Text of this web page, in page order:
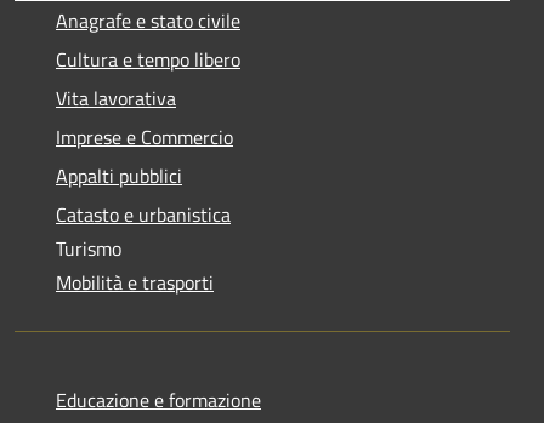
Anagrafe e stato civile
Cultura e tempo libero
Vita lavorativa
Imprese e Commercio
Appalti pubblici
Catasto e urbanistica
Turismo
Mobilità e trasporti
Educazione e formazione